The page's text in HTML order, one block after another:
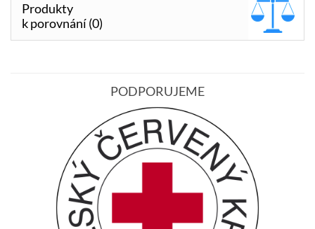
Produkty
k porovnání (0)
PODPORUJEME